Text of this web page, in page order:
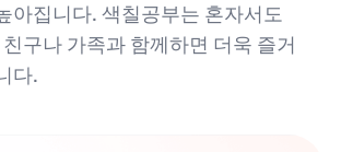
아집니다. 색칠공부는 혼자서도
구나 가족과 함께하면 더욱 즐거
다.